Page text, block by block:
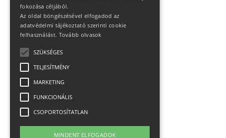
fokozása céljából.
Az oldal böngészésével elfogadod az
adatvédelmi tájékoztató szerinti cookie
felhasználást. Tovább olvasok
SZÜKSÉGES
TELJESÍTMÉNY
MARKETING
FUNKCIONÁLIS
CSOPORTOSÍTATLAN
MINDENT ELFOGADOK